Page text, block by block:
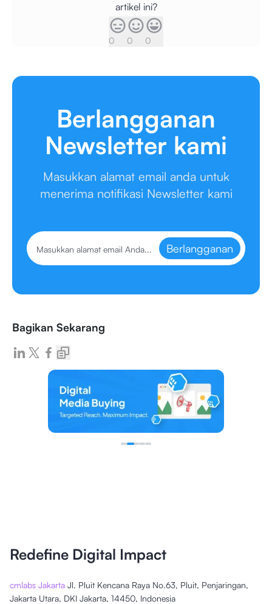
artikel ini?
0 0 0
Berlangganan
Newsletter kami
Masukkan alamat email anda untuk
menerima notifikasi Newsletter kami
Berlangganan
Bagikan Sekarang
Redefine Digital Impact
cmlabs Jakarta Jl. Pluit Kencana Raya No.63, Pluit, Penjaringan,
Jakarta Utara, DKI Jakarta, 14450, Indonesia